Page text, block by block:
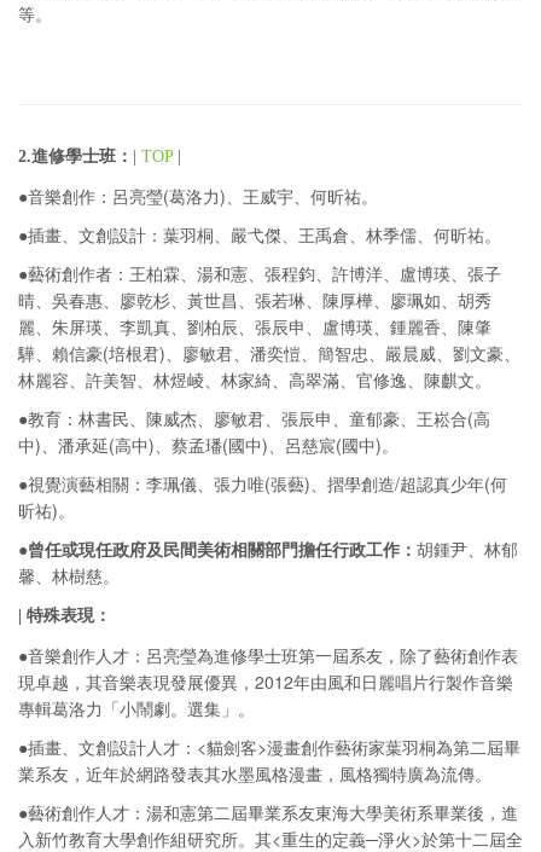
等。
2.進修學士班： TOP|
●音樂創作：呂亮瑩(葛洛力)、王威宇、何昕祐。
●插畫、文創設計：葉羽桐、嚴弋傑、王禹倉、林季儒、何昕祐。
●藝術創作者：王柏霖、湯和憲、張程鈞、許博洋、盧博瑛、張子
晴、吳春惠、廖乾杉、黃世昌、張若琳、陳厚樺、廖珮如、胡秀
麗、朱屏瑛、李凱真、劉柏辰、張辰申、盧博瑛、鍾麗香、陳肇
驊、賴信豪(培根君)、廖敏君、潘奕愷、簡智忠、嚴晨威、劉文豪、
林麗容、許美智、林煜崚、林家綺、高翠滿、官修逸、陳麒文。
●教育：林書民、陳威杰、廖敏君、張辰申、童郁豪、王崧合(高
中)、潘承延(高中)、蔡孟璠(國中)、呂慈宸(國中)。
●視覺演藝相關：李珮儀、張力唯(張藝)、摺學創造/超認真少年(何
昕祐)。
●曾任或現任政府及民間美術相關部門擔任行政工作： 胡鍾尹、林郁
馨、林樹慈。
| 特殊表現：
●音樂創作人才：呂亮瑩為進修學士班第一屆系友，除了藝術創作表
現卓越，其音樂表現發展優異，2012年由風和日麗唱片行製作音樂
專輯葛洛力「小鬧劇。選集」。
●插畫、文創設計人才：<貓劍客>漫畫創作藝術家葉羽桐為第二屆畢
業系友，近年於網路發表其水墨風格漫畫，風格獨特廣為流傳。
●藝術創作人才：湯和憲第二屆畢業系友東海大學美術系畢業後，進
入新竹教育大學創作組研究所。其<重生的定義─淨火>於第十二屆全